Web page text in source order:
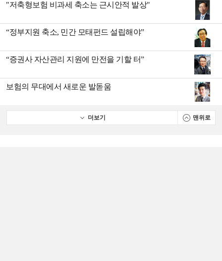
"저축형보험 비과세 축소는 근시안적 발상"
“정부지원 축소, 민간 모태펀드 설립해야”
“증권사 자산관리 지원에 만전을 기할 터”
보험의 무대에서 새로운 발돋움
더보기 맨위로